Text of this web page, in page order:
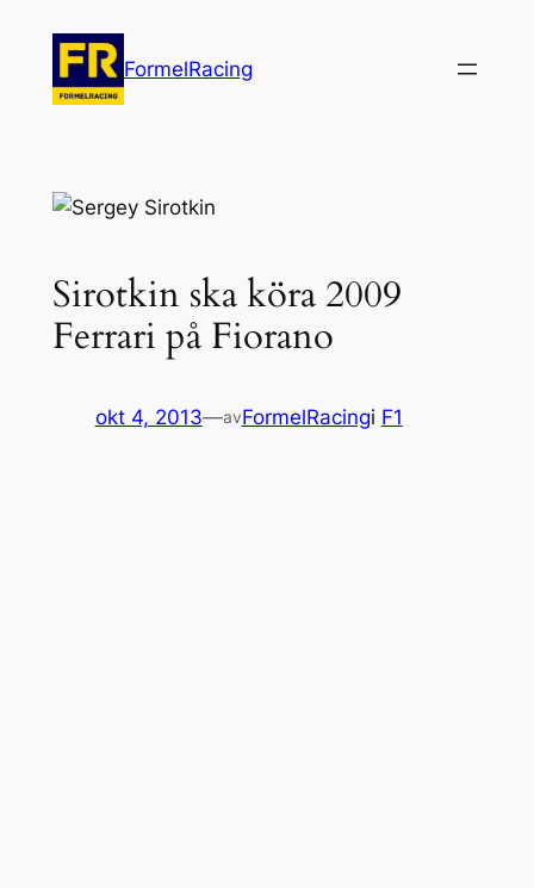
innehåll
FormelRacing
Sirotkin ska köra 2009
Ferrari på Fiorano
okt 4, 2013—avFormelRacingi F1